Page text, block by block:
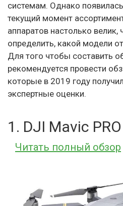
системам. Однако
текущий момент
аппаратов настолько
определить, какой модели
Для того чтобы составить
рекомендуется провести
которые в 2019 году
экспертные оценки.
1. DJI Mavic PRO
Читать полный обзор